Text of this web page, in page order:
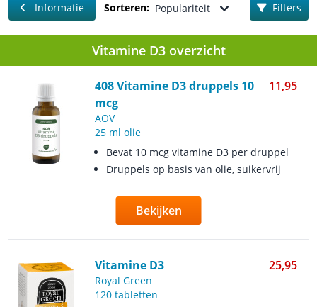
Informatie Sorteren: Populariteit Filters
Vitamine D3 overzicht
408 Vitamine D3 druppels 10
mcg
11,95
AOV
25 ml olie
Bevat 10 mcg vitamine D3 per druppel
Druppels op basis van olie, suikervrij
Bekijken
Vitamine D3 25,95
Royal Green
120 tabletten